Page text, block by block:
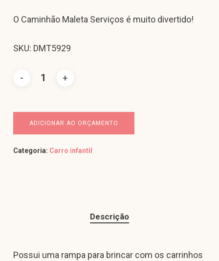
O Caminhão Maleta Serviços é muito divertido!
SKU: DMT5929
ADICIONAR AO ORÇAMENTO
Categoria: Carro infantil
Descrição
Possui uma rampa para brincar com os carrinhos